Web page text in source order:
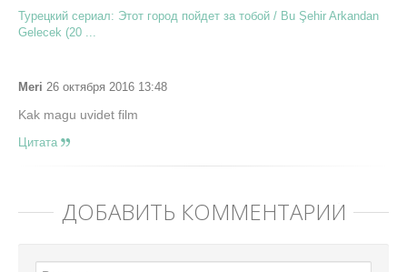
Турецкий сериал: Этот город пойдет за тобой / Bu Şehir Arkandan
Gelecek (20 ...
Meri 26 октября 2016 13:48
Kak magu uvidet film
Цитата
ДОБАВИТЬ КОММЕНТАРИЙ